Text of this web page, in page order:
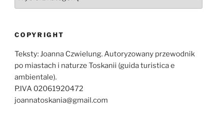
COPYRIGHT
Teksty: Joanna Czwielung. Autoryzowany przewodnik
po miastach i naturze Toskanii (guida turistica e
ambientale).
P.IVA 02061920472
joannatoskania@gmail.com